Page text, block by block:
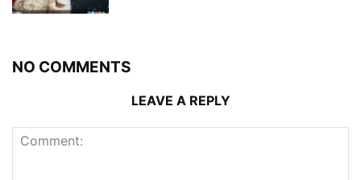
NO COMMENTS
LEAVE A REPLY